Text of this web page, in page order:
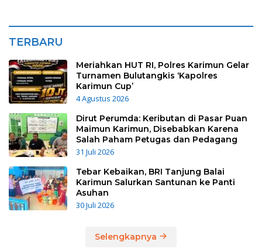
TERBARU
Meriahkan HUT RI, Polres Karimun Gelar
Turnamen Bulutangkis ‘Kapolres
Karimun Cup’
4 Agustus 2026
Dirut Perumda: Keributan di Pasar Puan
Maimun Karimun, Disebabkan Karena
Salah Paham Petugas dan Pedagang
31 Juli 2026
Tebar Kebaikan, BRI Tanjung Balai
Karimun Salurkan Santunan ke Panti
Asuhan
30 Juli 2026
Selengkapnya